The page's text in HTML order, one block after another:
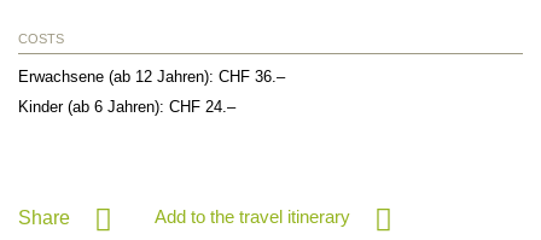
COSTS
Erwachsene (ab 12 Jahren): CHF 36.–
Kinder (ab 6 Jahren): CHF 24.–
Share Add to the travel itinerary